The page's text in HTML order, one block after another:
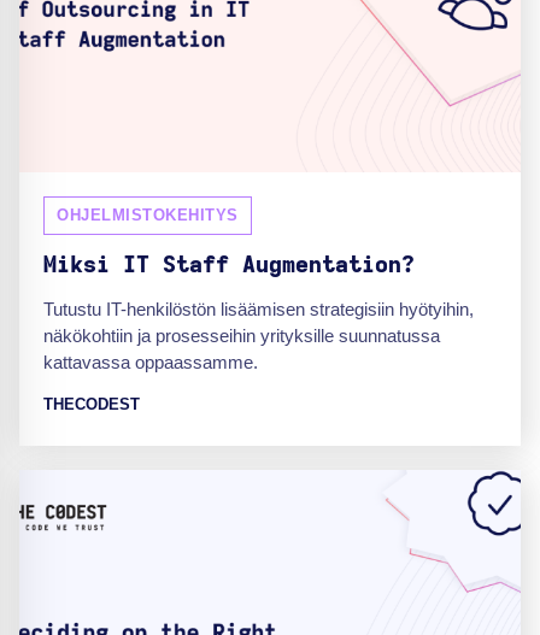
OHJELMISTOKEHITYS
Miksi IT Staff Augmentation?
Tutustu IT-henkilöstön lisäämisen strategisiin hyötyihin,
näkökohtiin ja prosesseihin yrityksille suunnatussa
kattavassa oppaassamme.
THECODEST